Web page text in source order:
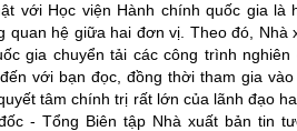
với Học viện Hành chính quốc gia là
hệ giữa hai đơn vị. Theo đó, Nhà
gia chuyển tải các công trình nghiên
với bạn đọc, đồng thời tham gia vào
tâm chính trị rất lớn của lãnh đạo
- Tổng Biên tập Nhà xuất bản tin